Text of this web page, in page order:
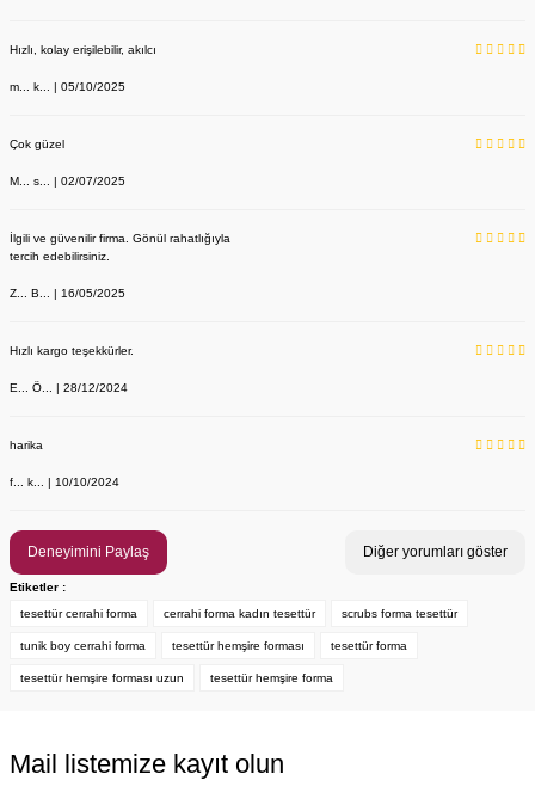
YENİ ÜRÜN
Labor Medikal Tekstil
199,00 TL
Hızlı, kolay erişilebilir, akılcı
m... k... | 05/10/2025
Çok güzel
M... s... | 02/07/2025
İlgili ve güvenilir firma. Gönül rahatlığıyla
tercih edebilirsiniz.
Z... B... | 16/05/2025
Hızlı kargo teşekkürler.
E... Ö... | 28/12/2024
harika
f... k... | 10/10/2024
Deneyimini Paylaş Diğer yorumları göster
Etiketler :
tesettür cerrahi forma
cerrahi forma kadın tesettür scrubs forma tesettür
tunik boy cerrahi forma tesettür hemşire forması tesettür forma
tesettür hemşire forması uzun tesettür hemşire forma
Mail listemize kayıt olun